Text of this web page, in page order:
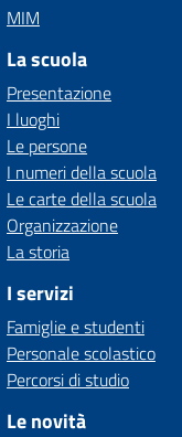
MIM
La scuola
Presentazione
I luoghi
Le persone
I numeri della scuola
Le carte della scuola
Organizzazione
La storia
I servizi
Famiglie e studenti
Personale scolastico
Percorsi di studio
Le novità